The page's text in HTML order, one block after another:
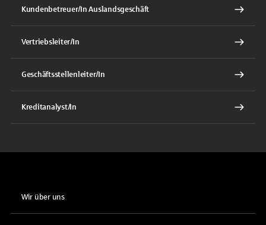
Kundenbetreuer/In Auslandsgeschäft
Vertriebsleiter/In
Geschäftsstellenleiter/In
Kreditanalyst/In
Wir über uns